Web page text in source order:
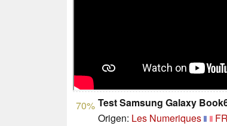
70% Test Samsung Galaxy
Origen: Les Numeriques